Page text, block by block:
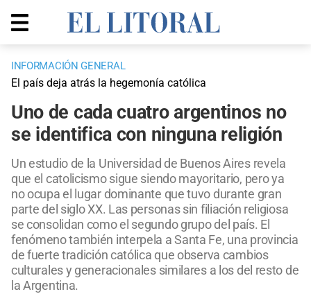
INFORMACIÓN GENERAL
El país deja atrás la hegemonía católica
Uno de cada cuatro argentinos no
se identifica con ninguna religión
Un estudio de la Universidad de Buenos Aires revela
que el catolicismo sigue siendo mayoritario, pero ya
no ocupa el lugar dominante que tuvo durante gran
parte del siglo XX. Las personas sin filiación religiosa
se consolidan como el segundo grupo del país. El
fenómeno también interpela a Santa Fe, una provincia
de fuerte tradición católica que observa cambios
culturales y generacionales similares a los del resto de
la Argentina.